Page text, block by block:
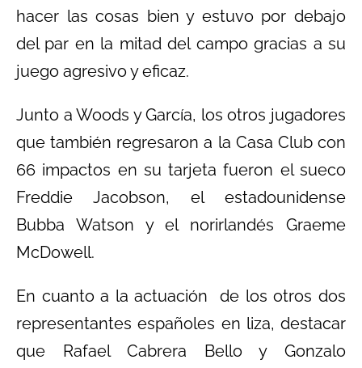
hacer las cosas bien y estuvo por debajo
del par en la mitad del campo gracias a su
juego agresivo y eficaz.
Junto a Woods y García, los otros jugadores
que también regresaron a la Casa Club con
66 impactos en su tarjeta fueron el sueco
Freddie Jacobson, el estadounidense
Bubba Watson y el norirlandés Graeme
McDowell.
En cuanto a la actuación de los otros dos
representantes españoles en liza, destacar
que Rafael Cabrera Bello y Gonzalo